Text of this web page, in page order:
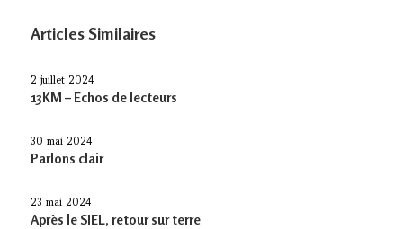
Articles Similaires
2 juillet 2024
13KM – Echos de lecteurs
30 mai 2024
Parlons clair
23 mai 2024
Après le SIEL, retour sur terre